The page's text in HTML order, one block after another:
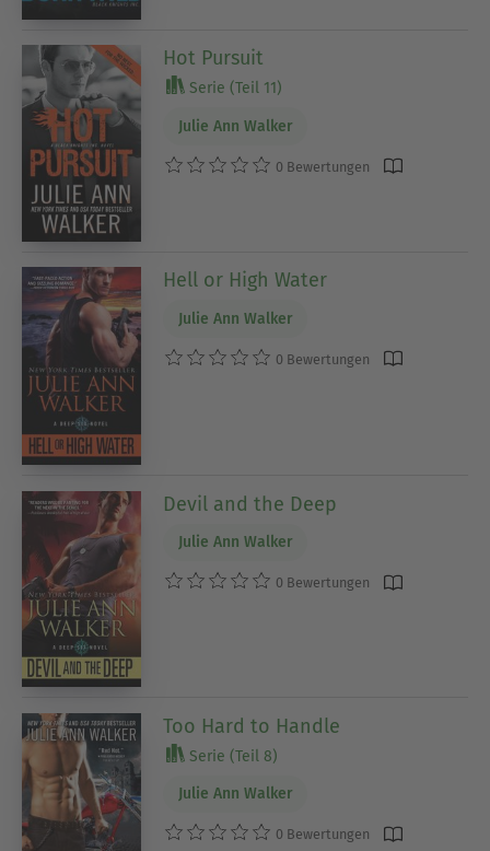
Hot Pursuit
Serie (Teil 11)
Julie Ann Walker
0 Bewertungen
Hell or High Water
Julie Ann Walker
0 Bewertungen
Devil and the Deep
Julie Ann Walker
0 Bewertungen
Too Hard to Handle
Serie (Teil 8)
Julie Ann Walker
0 Bewertungen